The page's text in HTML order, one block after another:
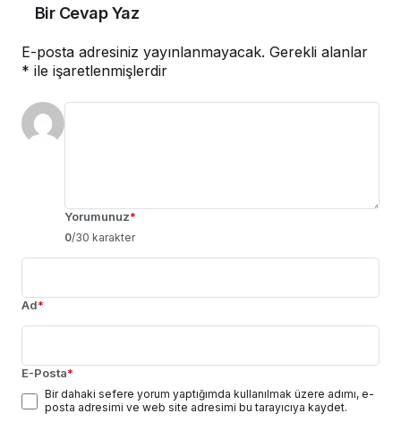
Bir Cevap Yaz
E-posta adresiniz yayınlanmayacak. Gerekli alanlar
* ile işaretlenmişlerdir
Yorumunuz*
0/30 karakter
Ad*
E-Posta*
Bir dahaki sefere yorum yaptığımda kullanılmak üzere adımı, e-
posta adresimi ve web site adresimi bu tarayıcıya kaydet.